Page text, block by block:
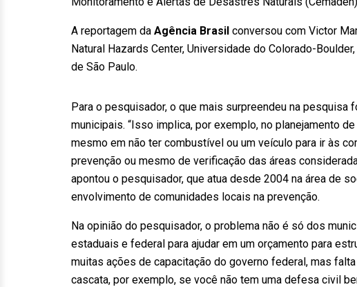
A reportagem da Agência Brasil conversou com Victor
Natural Hazards Center, Universidade do Colorado-
de São Paulo.
Para o pesquisador, o que mais surpreendeu na
municipais. “Isso implica, por exemplo, no planejamento
mesmo em não ter combustível ou um veículo para ir às
prevenção ou mesmo de verificação das áreas
apontou o pesquisador, que atua desde 2004 na área de
envolvimento de comunidades locais na prevenção.
Na opinião do pesquisador, o problema não é só dos
estaduais e federal para ajudar em um orçamento para
muitas ações de capacitação do governo federal, mas
cascata, por exemplo, se você não tem uma defesa civil